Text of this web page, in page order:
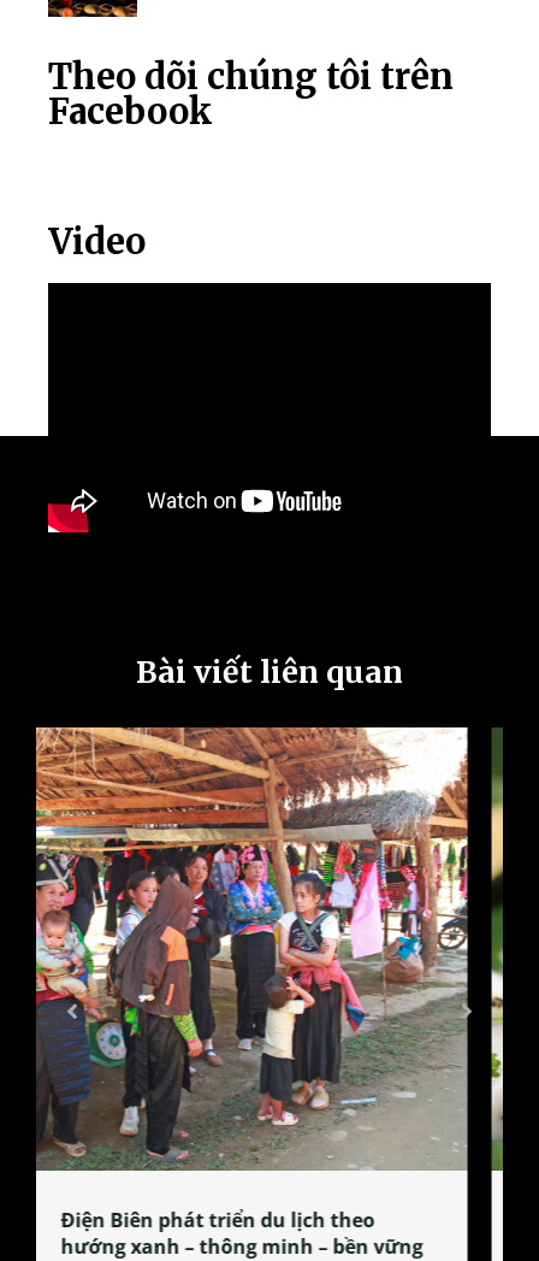
Theo dõi chúng tôi trên
Facebook
Video
Bài viết liên quan
Làng làm bánh tẻ Phú Nhi – nơi lan
tỏa đặc sản xứ Đoài